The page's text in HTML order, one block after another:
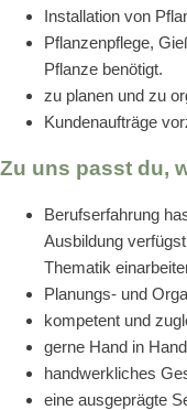
Installation von
Pflanzenpflege,
Pflanze benötigt.
zu planen und zu
Kundenaufträge
Zu uns passt du,
Berufserfahrung
Ausbildung
Thematik
Planungs- und
kompetent und
gerne Hand in
handwerkliches
eine ausgeprägte